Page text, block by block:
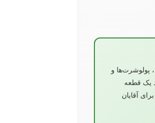
پولوشرت‌ها و
یک قطعه
آقایان